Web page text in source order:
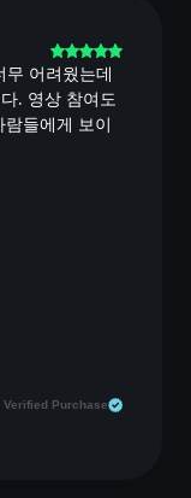
어려웠는데
. 영상 참여도
들에게 보이
Verified Purchase